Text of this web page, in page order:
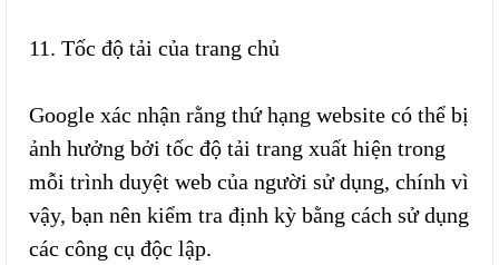
11. Tốc độ tải của trang chủ
Google xác nhận rằng thứ hạng website có thể bị
ảnh hưởng bởi tốc độ tải trang xuất hiện trong
mỗi trình duyệt web của người sử dụng, chính vì
vậy, bạn nên kiểm tra định kỳ bằng cách sử dụng
các công cụ độc lập.